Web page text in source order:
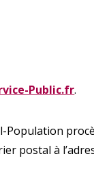
Public.fr.
Population
postal à